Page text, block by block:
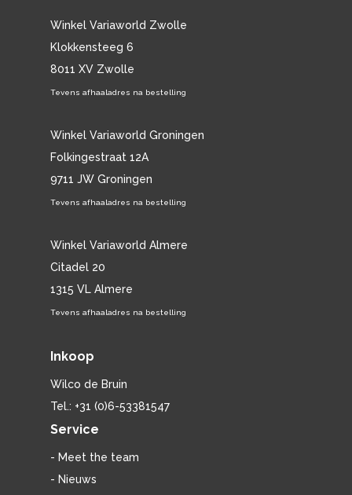
Winkel Variaworld Zwolle
Klokkensteeg 6
8011 XV Zwolle
Tevens afhaaladres na bestelling
Winkel Variaworld Groningen
Folkingestraat 12A
9711 JW Groningen
Tevens afhaaladres na bestelling
Winkel Variaworld Almere
Citadel 20
1315 VL Almere
Tevens afhaaladres na bestelling
Inkoop
Wilco de Bruin
Tel.: +31 (0)6-53381547
Service
- Meet the team
- Nieuws